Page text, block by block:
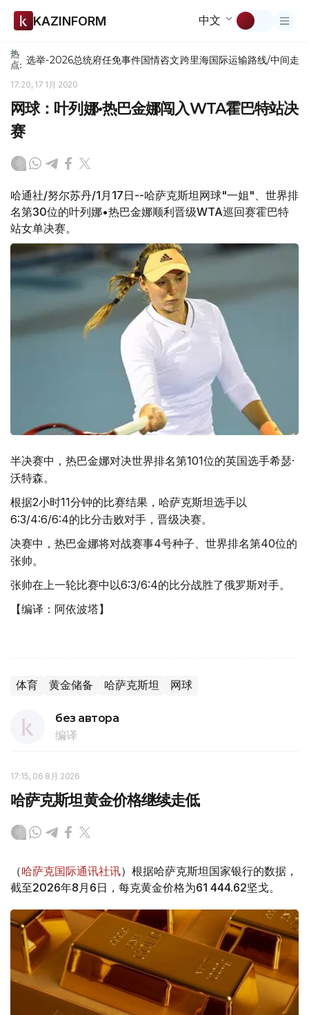
KAZINFORM 中文
热
点: 选举-2026总统府任免事件国情咨文跨里海国际运输路线/中间走廊
17:20, 17 1月 2020
网球：叶列娜•热巴金娜闯入WTA霍巴特站决
赛
哈通社/努尔苏丹/1月17日--哈萨克斯坦网球"一姐"、世界排
名第30位的叶列娜•热巴金娜顺利晋级WTA巡回赛霍巴特
站女单决赛。
半决赛中，热巴金娜对决世界排名第101位的英国选手希瑟·
沃特森。
根据2小时11分钟的比赛结果，哈萨克斯坦选手以
6:3/4:6/6:4的比分击败对手，晋级决赛。
决赛中，热巴金娜将对战赛事4号种子、世界排名第40位的
张帅。
张帅在上一轮比赛中以6:3/6:4的比分战胜了俄罗斯对手。
【编译：阿依波塔】
体育 黄金储备 哈萨克斯坦 网球
без автора
编译
17:15, 06 8月 2026
哈萨克斯坦黄金价格继续走低
（哈萨克国际通讯社讯）根据哈萨克斯坦国家银行的数据，
截至2026年8月6日，每克黄金价格为61 444.62坚戈。